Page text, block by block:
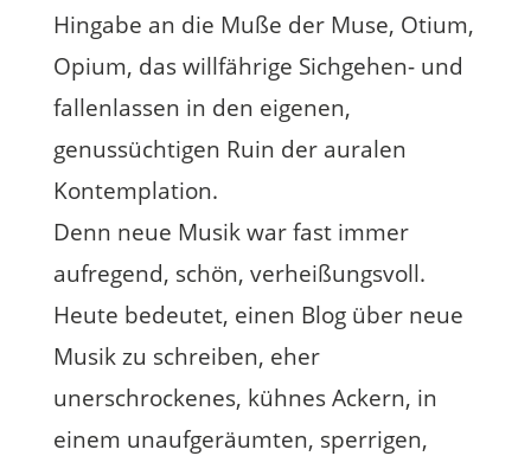
Hingabe an die Muße der Muse, Otium,
Opium, das willfährige Sichgehen- und
fallenlassen in den eigenen,
genussüchtigen Ruin der auralen
Kontemplation.
Denn neue Musik war fast immer
aufregend, schön, verheißungsvoll.
Heute bedeutet, einen Blog über neue
Musik zu schreiben, eher
unerschrockenes, kühnes Ackern, in
einem unaufgeräumten, sperrigen,